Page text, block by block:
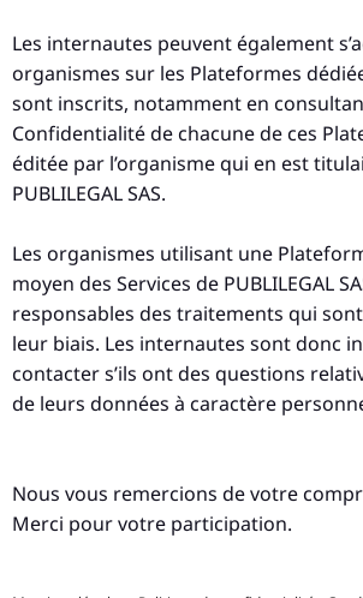
Les internautes peuvent également
organismes sur les Plateformes
sont inscrits, notamment en
Confidentialité de chacune de ces
éditée par l’organisme qui en est
PUBLILEGAL SAS.
Les organismes utilisant une
moyen des Services de PUBLILEGAL
responsables des traitements qui
leur biais. Les internautes sont donc
contacter s’ils ont des questions
de leurs données à caractère
Nous vous remercions de votre
Merci pour votre participation.